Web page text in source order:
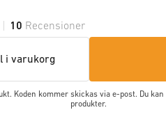
10 Recensioner
i varukorg
Koden kommer skickas via e-post. Du
produkter.